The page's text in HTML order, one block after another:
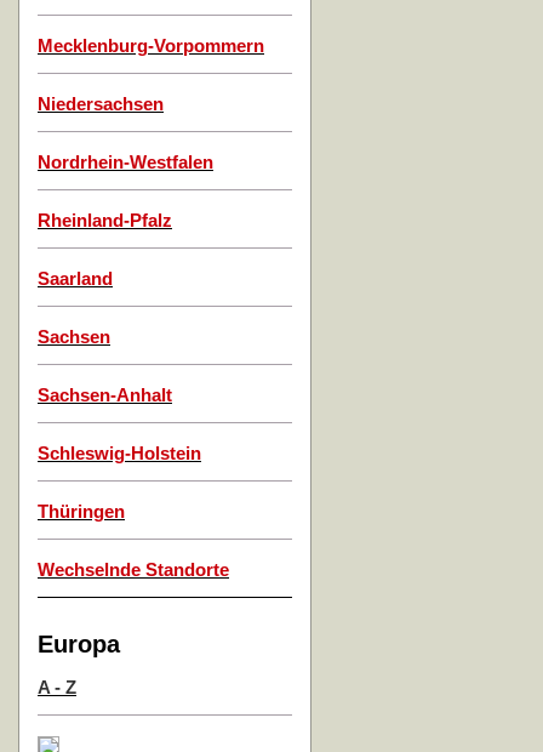
Mecklenburg-Vorpommern
Niedersachsen
Nordrhein-Westfalen
Rheinland-Pfalz
Saarland
Sachsen
Sachsen-Anhalt
Schleswig-Holstein
Thüringen
Wechselnde Standorte
Europa
A - Z